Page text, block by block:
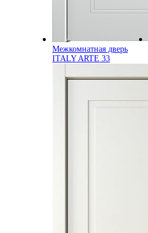
Межкомнатная дверь
ITALY ARTE 33